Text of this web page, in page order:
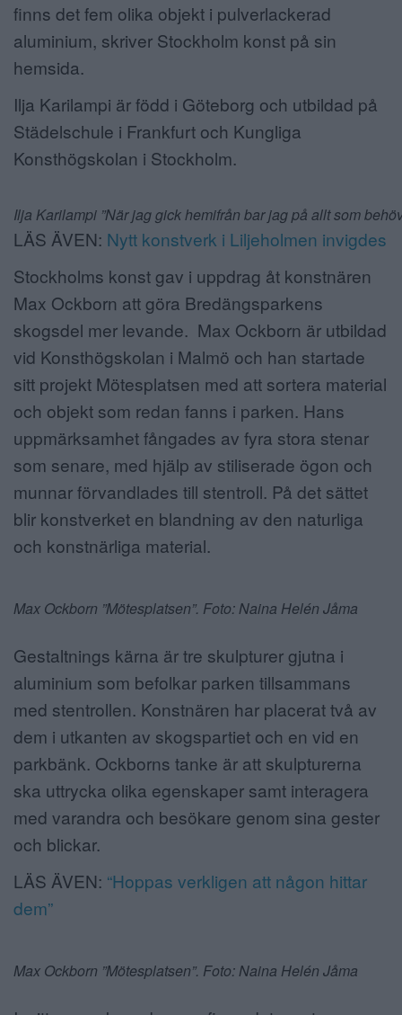
finns det fem olika objekt i pulverlackerad
aluminium, skriver Stockholm konst på sin
hemsida.
Ilja Karilampi är född i Göteborg och utbildad på
Städelschule i Frankfurt och Kungliga
Konsthögskolan i Stockholm.
Ilja Karilampi ”När jag gick hemifrån bar jag på allt som
LÄS ÄVEN: Nytt konstverk i Liljeholmen invigdes
Stockholms konst gav i uppdrag åt konstnären
Max Ockborn att göra Bredängsparkens
skogsdel mer levande. Max Ockborn är utbildad
vid Konsthögskolan i Malmö och han startade
sitt projekt Mötesplatsen med att sortera material
och objekt som redan fanns i parken. Hans
uppmärksamhet fångades av fyra stora stenar
som senare, med hjälp av stiliserade ögon och
munnar förvandlades till stentroll. På det sättet
blir konstverket en blandning av den naturliga
och konstnärliga material.
Max Ockborn ”Mötesplatsen”. Foto: Naina Helén Jåma
Gestaltnings kärna är tre skulpturer gjutna i
aluminium som befolkar parken tillsammans
med stentrollen. Konstnären har placerat två av
dem i utkanten av skogspartiet och en vid en
parkbänk. Ockborns tanke är att skulpturerna
ska uttrycka olika egenskaper samt interagera
med varandra och besökare genom sina gester
och blickar.
LÄS ÄVEN: “Hoppas verkligen att någon hittar
dem”
Max Ockborn ”Mötesplatsen”. Foto: Naina Helén Jåma